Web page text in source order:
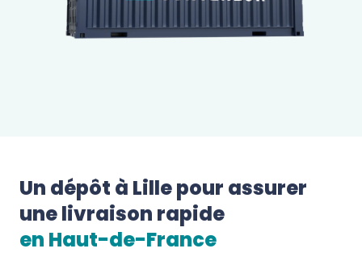
Un dépôt à Lille pour assurer
une livraison rapide
en Haut-de-France